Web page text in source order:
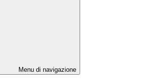
Menu di navigazione